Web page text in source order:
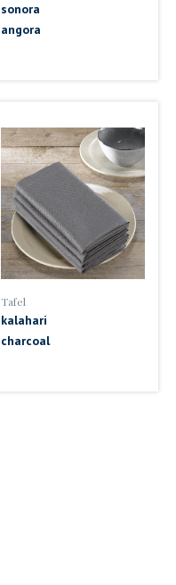
sonora
angora
Tafel
kalahari
charcoal